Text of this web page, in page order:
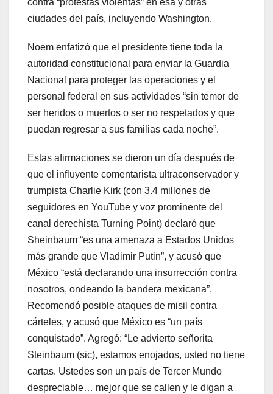
contra “protestas violentas” en esa y otras
ciudades del país, incluyendo Washington.
Noem enfatizó que el presidente tiene toda la
autoridad constitucional para enviar la Guardia
Nacional para proteger las operaciones y el
personal federal en sus actividades “sin temor de
ser heridos o muertos o ser no respetados y que
puedan regresar a sus familias cada noche”.
Estas afirmaciones se dieron un día después de
que el influyente comentarista ultraconservador y
trumpista Charlie Kirk (con 3.4 millones de
seguidores en YouTube y voz prominente del
canal derechista Turning Point) declaró que
Sheinbaum “es una amenaza a Estados Unidos
más grande que Vladimir Putin”, y acusó que
México “está declarando una insurrección contra
nosotros, ondeando la bandera mexicana”.
Recomendó posible ataques de misil contra
cárteles, y acusó que México es “un país
conquistado”. Agregó: “Le advierto señorita
Steinbaum (sic), estamos enojados, usted no tiene
cartas. Ustedes son un país de Tercer Mundo
despreciable… mejor que se callen y le digan a